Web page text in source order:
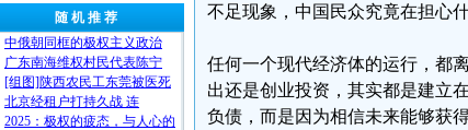
随 机 推 荐
中俄朝同框的极权主义政治
广东南海维权村民代表陈宁
[组图]陕西农民工东莞被医死
北京经租户打持久战 连
2025：极权的疲态，与人心的
不足现象，中国民众究竟在担心
任何一个现代经济体的运行，都
出还是创业投资，其实都是建立
负债，而是因为相信未来能够获